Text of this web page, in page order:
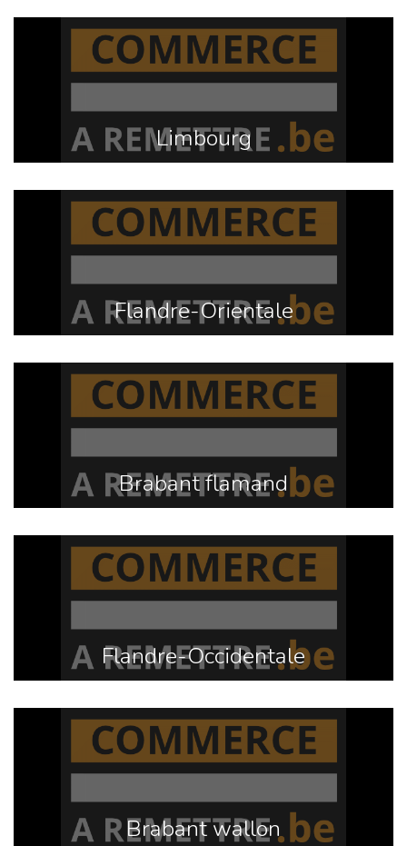
Limbourg
Flandre-Orientale
Brabant flamand
Flandre-Occidentale
Brabant wallon